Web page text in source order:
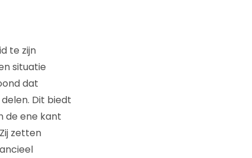
te zijn
situatie
dat
Dit biedt
de ene kant
zetten